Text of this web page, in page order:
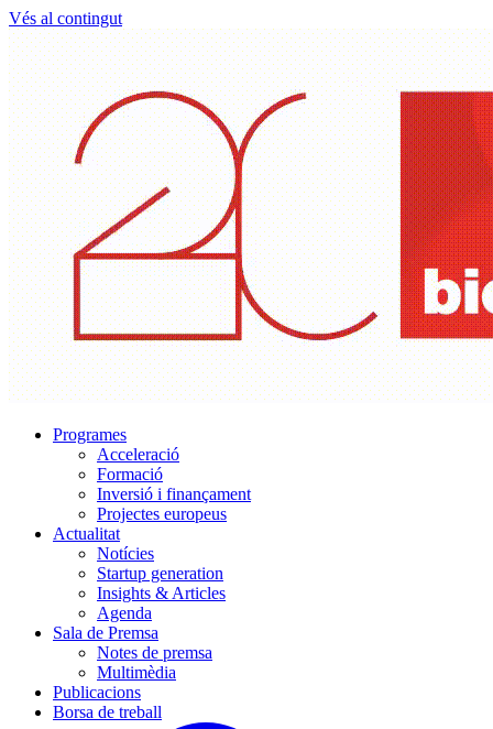
Vés al contingut
Programes
Acceleració
Formació
Inversió i finançament
Projectes europeus
Actualitat
Notícies
Startup generation
Insights & Articles
Agenda
Sala de Premsa
Notes de premsa
Multimèdia
Publicacions
Borsa de treball